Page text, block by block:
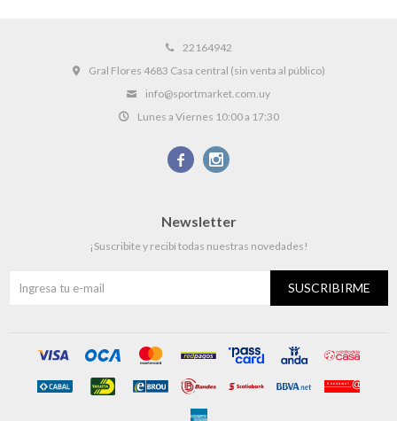
22164942
Gral Flores 4683 Casa central (sin venta al público)
info@sportmarket.com.uy
Lunes a Viernes 10:00 a 17:30
 
Newsletter
¡Suscribite y recibí todas nuestras novedades!
SUSCRIBIRME